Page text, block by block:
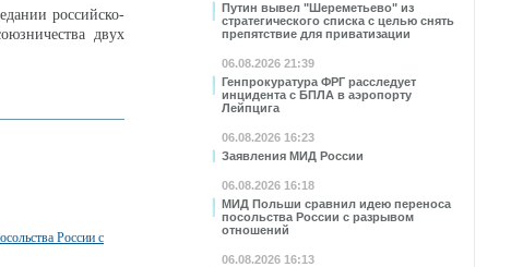
Путин вывел "Шереметьево" из
стратегического списка с целью снять
препятствие для приватизации
06.08.2026 21:39
Генпрокуратура ФРГ расследует
инцидента с БПЛА в аэропорту
Лейпцига
06.08.2026 16:23
Заявления МИД России
06.08.2026 16:18
МИД Польши сравнил идею переноса
посольства России с разрывом
отношений
06.08.2026 16:13
российско-
двух
России с